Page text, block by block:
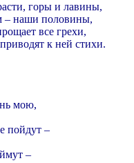
горы и лавины,
– наши половины,
все грехи,
к ней стихи.
мою,
пойдут –
–